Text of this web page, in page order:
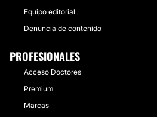
Equipo editorial
Denuncia de contenido
PROFESIONALES
Acceso Doctores
Premium
Marcas